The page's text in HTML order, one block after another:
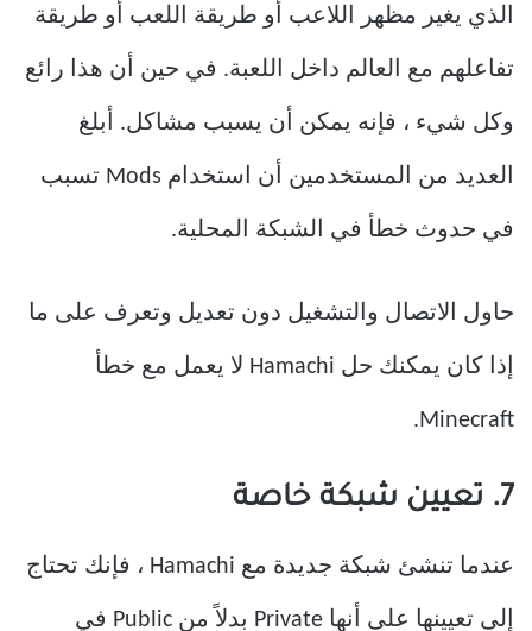
الذي يغير مظهر اللاعب أو طريقة اللعب أو طريقة
تفاعلهم مع العالم داخل اللعبة. في حين أن هذا رائع
وكل شيء ، فإنه يمكن أن يسبب مشاكل. أبلغ
العديد من المستخدمين أن استخدام Mods تسبب
في حدوث خطأ في الشبكة المحلية.
حاول الاتصال والتشغيل دون تعديل وتعرف على ما
إذا كان يمكنك حل Hamachi لا يعمل مع خطأ
Minecraft.
7. تعيين شبكة خاصة
عندما تنشئ شبكة جديدة مع Hamachi ، فإنك تحتاج
إلى تعيينها على أنها Private بدلاً من Public في